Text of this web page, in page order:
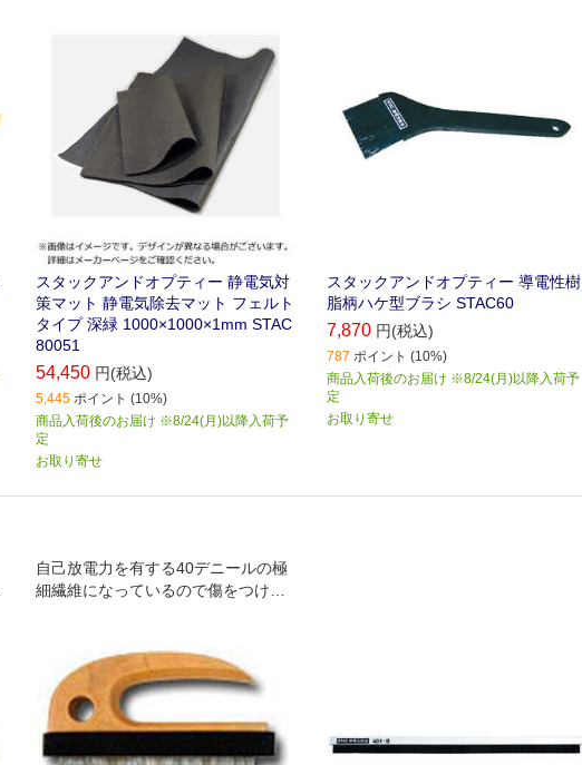
スタックアンドオプティー 静電気対
策マット 静電気除去マット フェルト
タイプ 深緑 1000×1000×1mm STAC
80051
54,450 円(税込)
5,445 ポイント (10%)
商品入荷後のお届け ※8/24(月)以降入荷予
定
お取り寄せ
スタックアンドオプティー 導電性樹
脂柄ハケ型ブラシ STAC60
7,870 円(税込)
787 ポイント (10%)
商品入荷後のお届け ※8/24(月)以降入荷予
定
お取り寄せ
自己放電力を有する40デニールの極
細繊維になっているので傷をつけず